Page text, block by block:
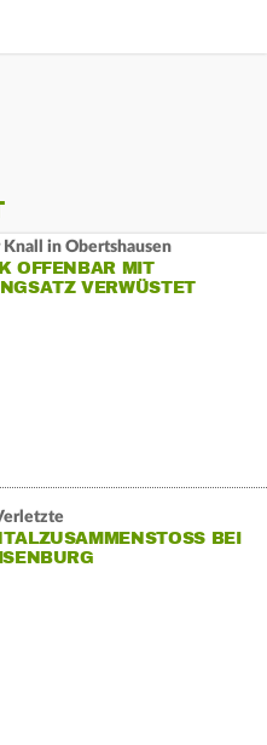
Knall in Obertshausen
OFFENBAR MIT
VERWÜSTET
BEI N